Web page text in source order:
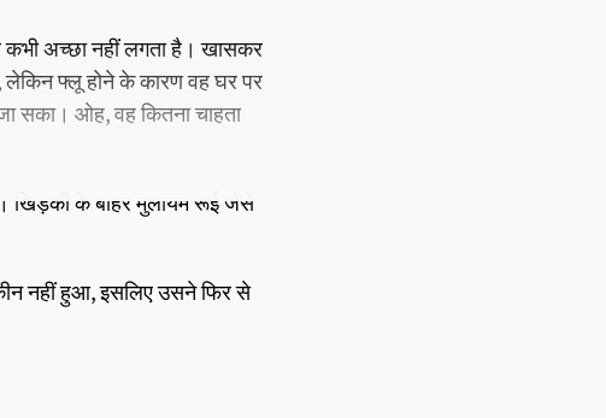
अच्छा नहीं लगता है। खासकर
लेकिन फ्लू होने के कारण वह घर पर
सका। ओह, वह कितना चाहता
खिड़की के बाहर मुलायम रूई जैसे
नहीं हुआ, इसलिए उसने फिर से